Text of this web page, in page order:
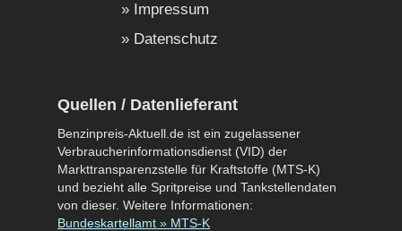
Impressum
Datenschutz
Quellen / Datenlieferant
Benzinpreis-Aktuell.de ist ein zugelassener
Verbraucherinformationsdienst (VID) der
Markttransparenzstelle für Kraftstoffe (MTS-K)
und bezieht alle Spritpreise und Tankstellendaten
von dieser. Weitere Informationen:
Bundeskartellamt » MTS-K